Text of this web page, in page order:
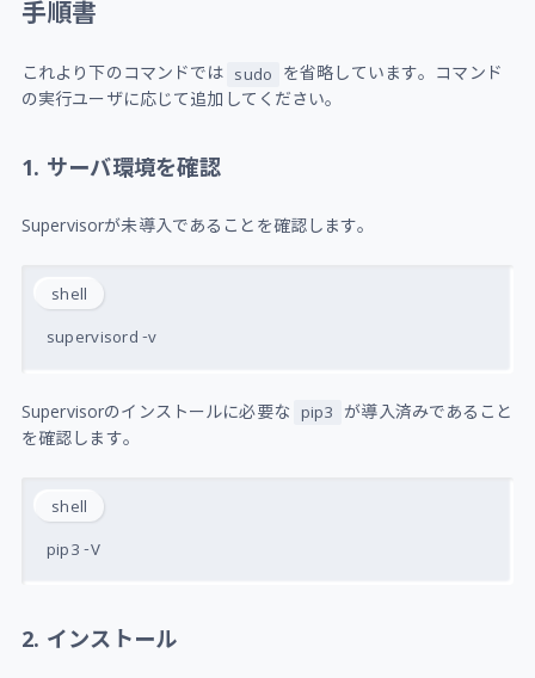
手順書
これより下のコマンドでは sudo
を省略しています。コマンド
の実行ユーザに応じて追加してください。
1. サーバ環境を確認
Supervisorが未導入であることを確認します。
shell
Supervisorのインストールに必要な pip3
が導入済みであること
を確認します。
pip3 -V
shell
2. インストール